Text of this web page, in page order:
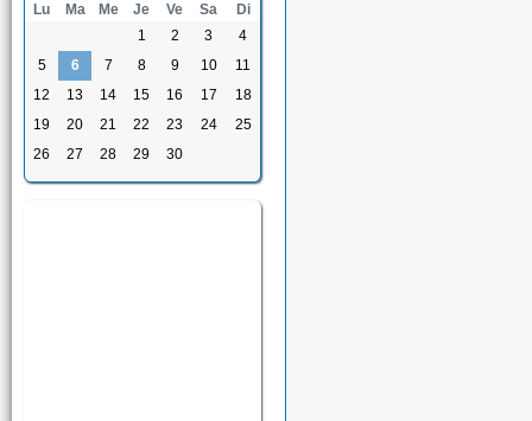
Lu Ma Me Je Ve Sa
Di
1
2 3
4
5
6 7 8 9 10
11
12
13 14 15 16 17
18
19
20 21 22 23 24
25
26
27 28 29 30